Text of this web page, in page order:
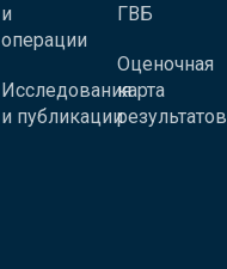
и
операции
Исследования
и публикации
ГВБ
Оценочная
карта
результатов